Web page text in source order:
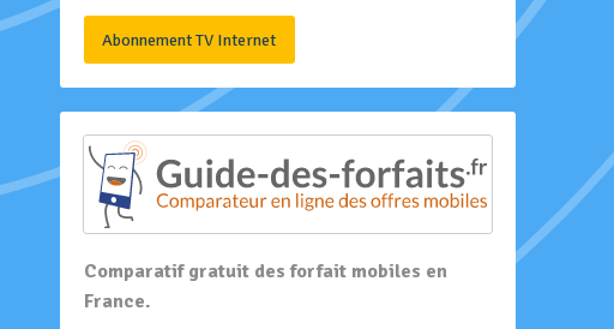
Abonnement TV Internet
Comparatif gratuit des forfait mobiles en
France.